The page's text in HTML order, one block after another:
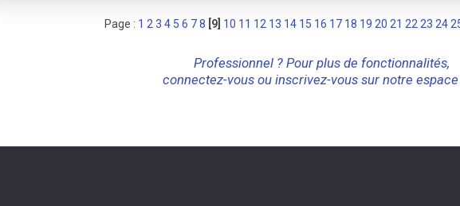
Page : 1 2 3 4 5 6 7 8 [9] 10 11 12 13 14 15 16 17 18 19 20 21 22 23 24
Professionnel ? Pour plus de fonctionnalités,
connectez-vous ou inscrivez-vous sur notre